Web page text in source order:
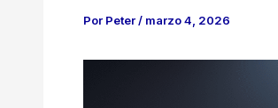
Por Peter/ marzo 4, 2026